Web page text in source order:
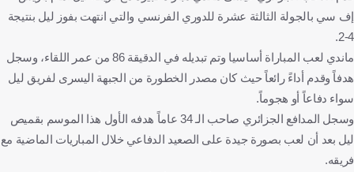
إف سي بالجولة الثالثة عشرة للدوري الفرنسي والتي انتهت بفوز ليل بنتيجة
4-2.
ماندي لعب المباراة أساسيا وتم تبديله في الدقيقة 86 من عمر اللقاء، وسجل
هدفاً وقدم أداءً رائعاً حيث كان مصدر الخطورة من الجبهة اليسرى لفريق ليل
سواء دفاعاً أو هجوماً.
وسجل المدافع الجزائري صاحب الـ 34 عاماً هدفه الأول هذا الموسم بقميص
ليل بعد أن لعب بصورة جيدة على الصعيد الدفاعي خلال المباريات الماضية مع
فريقه.